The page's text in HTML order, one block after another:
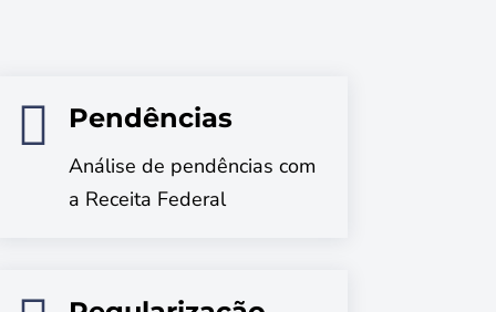
 Pendências
Análise de pendências com
a Receita Federal